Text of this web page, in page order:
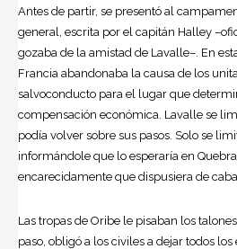
Antes de partir, se presentó al
general, escrita por el capitán Halley
gozaba de la amistad de Lavalle–. En
Francia abandonaba la causa de los
salvoconducto para el lugar que
compensación económica. Lavalle se
podía volver sobre sus pasos. Solo se
informándole que lo esperaría en
encarecidamente que dispusiera de
Las tropas de Oribe le pisaban los
paso, obligó a los civiles a dejar todos